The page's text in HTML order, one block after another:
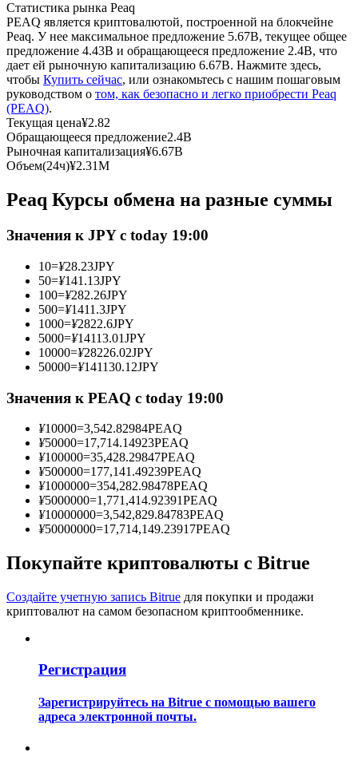
Фьючерсы с использованием USDC в качестве
обеспечения
Наслаждайтесь распределением прибыли и комиссиями
Анализ больших данных, включая торговую информацию
Статистика рынка Peaq
PEAQ является криптовалютой, построенной на блокчейне
Peaq. У нее максимальное предложение 5.67B, текущее общее
предложение 4.43B и обращающееся предложение 2.4B, что
дает ей рыночную капитализацию 6.67B. Нажмите здесь,
чтобы Купить сейчас, или ознакомьтесь с нашим пошаговым
руководством о том, как безопасно и легко приобрести Peaq
(PEAQ).
Текущая цена¥2.82
Обращающееся предложение2.4B
Рыночная капитализация¥6.67B
Объем(24ч)¥2.31M
Peaq Курсы обмена на разные суммы
Значения к JPY с today 19:00
10=¥28.23JPY
50=¥141.13JPY
100=¥282.26JPY
500=¥1411.3JPY
1000=¥2822.6JPY
5000=¥14113.01JPY
10000=¥28226.02JPY
50000=¥141130.12JPY
Значения к PEAQ с today 19:00
¥10000=3,542.82984PEAQ
¥50000=17,714.14923PEAQ
¥100000=35,428.29847PEAQ
¥500000=177,141.49239PEAQ
¥1000000=354,282.98478PEAQ
¥5000000=1,771,414.92391PEAQ
¥10000000=3,542,829.84783PEAQ
¥50000000=17,714,149.23917PEAQ
Покупайте криптовалюты с Bitrue
Создайте учетную запись Bitrue для покупки и продажи
криптовалют на самом безопасном криптообменнике.
Регистрация
Зарегистрируйтесь на Bitrue с помощью вашего
адреса электронной почты.